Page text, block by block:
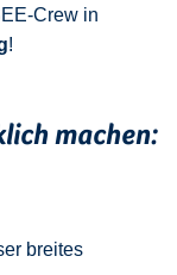
Crew in
!
machen:
breites